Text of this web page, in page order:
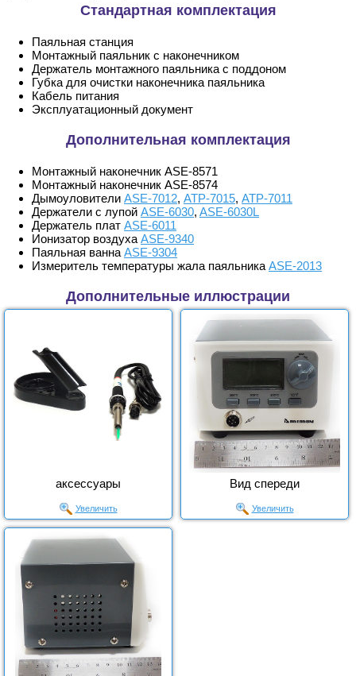
Стандартная комплектация
Паяльная станция
Монтажный паяльник с наконечником
Держатель монтажного паяльника с поддоном
Губка для очистки наконечника паяльника
Кабель питания
Эксплуатационный документ
Дополнительная комплектация
Монтажный наконечник ASE-8571
Монтажный наконечник ASE-8574
Дымоуловители ASE-7012, АТР-7015, АТР-7011
Держатели с лупой ASE-6030, ASE-6030L
Держатель плат ASE-6011
Ионизатор воздуха ASE-9340
Паяльная ванна ASE-9304
Измеритель температуры жала паяльника ASE-2013
Дополнительные иллюстрации
аксессуары
Увеличить
Вид спереди
Увеличить